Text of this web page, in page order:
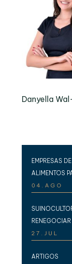
Danyella
EMPRESAS
ALIMENTOS
04.AGO
27.JUL
ARTIGOS